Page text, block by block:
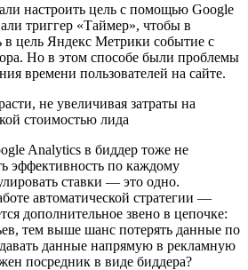
настроить цель с помощью Google
триггер «Таймер», чтобы в
в цель Яндекс Метрики событие с
Но в этом способе были проблемы
времени пользователей на сайте.
Analytics в биддер тоже не
эффективность по каждому
ставки — это одно.
автоматической стратегии —
дополнительное звено в цепочке:
тем выше шанс потерять данные по
данные напрямую в рекламную
посредник в виде биддера?